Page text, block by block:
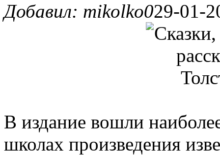
Добавил: mikolko029-01-
В издание вошли
школах произведения